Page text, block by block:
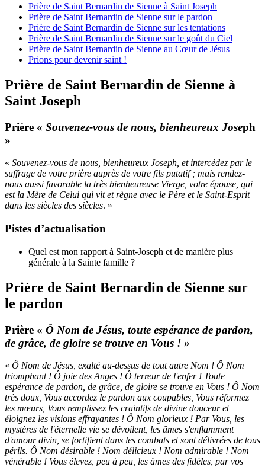
Prière de Saint Bernardin de Sienne à Saint Joseph
Prière de Saint Bernardin de Sienne sur le pardon
Prière de Saint Bernardin de Sienne sur les tentations
Prière de Saint Bernardin de Sienne sur le goût du Ciel
Prière de Saint Bernardin de Sienne au Cœur de Jésus
Prions pour devenir saint !
Prière de Saint Bernardin de Sienne à
Saint Joseph
Prière « Souvenez-vous de nous, bienheureux Joseph
»
« Souvenez-vous de nous, bienheureux Joseph, et intercédez par le
suffrage de votre prière auprès de votre fils putatif ; mais rendez-
nous aussi favorable la très bienheureuse Vierge, votre épouse, qui
est la Mère de Celui qui vit et règne avec le Père et le Saint-Esprit
dans les siècles des siècles. »
Pistes d’actualisation
Quel est mon rapport à Saint-Joseph et de manière plus
générale à la Sainte famille ?
Prière de Saint Bernardin de Sienne sur
le pardon
Prière « Ô Nom de Jésus, toute espérance de pardon,
de grâce, de gloire se trouve en Vous ! »
« Ô Nom de Jésus, exalté au-dessus de tout autre Nom ! Ô Nom
triomphant ! Ô joie des Anges ! Ô terreur de l'enfer ! Toute
espérance de pardon, de grâce, de gloire se trouve en Vous ! Ô Nom
très doux, Vous accordez le pardon aux coupables, Vous réformez
les mœurs, Vous remplissez les craintifs de divine douceur et
éloignez les visions effrayantes ! Ô Nom glorieux ! Par Vous, les
mystères de l'éternelle vie se dévoilent, les âmes s'enflamment
d'amour divin, se fortifient dans les combats et sont délivrées de tous
périls. Ô Nom désirable ! Nom délicieux ! Nom admirable ! Nom
vénérable ! Vous élevez, peu à peu, les âmes des fidèles, par vos